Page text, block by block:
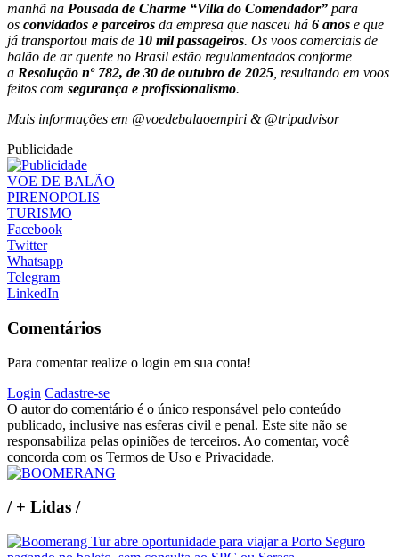
manhã na Pousada de Charme “Villa do Comendador” para
os convidados e parceiros da empresa que nasceu há 6 anos e que
já transportou mais de 10 mil passageiros. Os voos comerciais de
balão de ar quente no Brasil estão regulamentados conforme
a Resolução nº 782, de 30 de outubro de 2025 , resultando em voos
feitos com segurança e profissionalismo.
Mais informações em @voedebalaoempiri & @tripadvisor
Publicidade
VOE DE BALÃO
PIRENOPOLIS
TURISMO
Facebook
Twitter
Whatsapp
Telegram
LinkedIn
Comentários
Para comentar realize o login em sua conta!
Login Cadastre-se
O autor do comentário é o único responsável pelo conteúdo
publicado, inclusive nas esferas civil e penal. Este site não se
responsabiliza pelas opiniões de terceiros. Ao comentar, você
concorda com os Termos de Uso e Privacidade.
/+ Lidas /